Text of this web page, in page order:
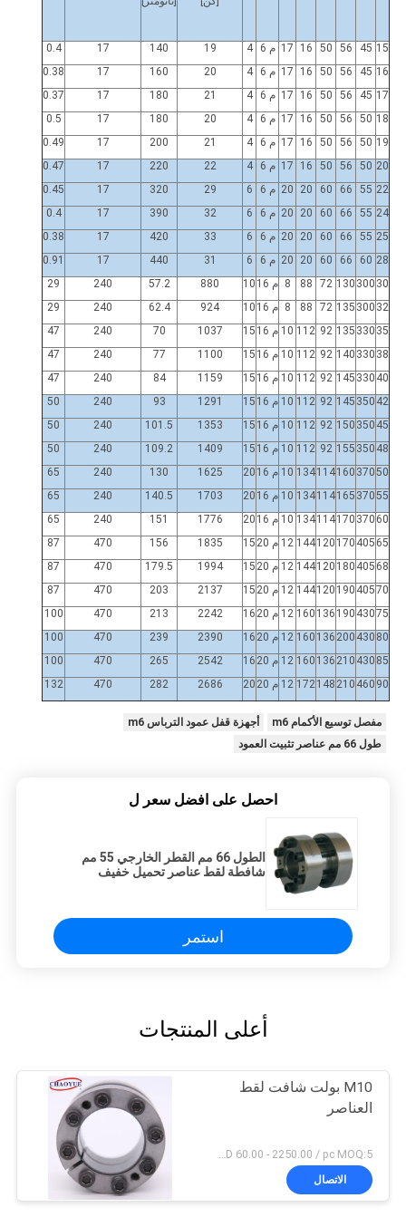
15
45
56
50
16
17 م 6 4
19
140
17
0.4
16
45
56
50
16
17 م 6 4
20
160
17
0.38
17
45
56
50
16
17 م 6 4
21
180
17
0.37
18
50
56
50
16
17 م 6 4
20
180
17
0.5
19
50
56
50
16
17 م 6 4
21
200
17
0.49
20
50
56
50
16
17 م 6 4
22
220
17
0.47
22
55
66
60
20
20 م 6 6
29
320
17
0.45
24
55
66
60
20
20 م 6 6
32
390
17
0.4
25
55
66
60
20
20 م 6 6
33
420
17
0.38
28
60
66
60
20
20 م 6 6
31
440
17
0.91
30
300
130
72
88
8 م 16 10
880
57.2
240
29
32
300
135
72
88
8 م 16 10
924
62.4
240
29
35
330
135
92
112
10 م 16 15
1037
70
240
47
38
330
140
92
112
10 م 16 15
1100
77
240
47
40
330
145
92
112
10 م 16 15
1159
84
240
47
42
350
145
92
112
10 م 16 15
1291
93
240
50
45
350
150
92
112
10 م 16 15
1353
101.5
240
50
48
350
155
92
112
10 م 16 15
1409
109.2
240
50
50
370
160
114
134
10 م 16 20
1625
130
240
65
55
370
165
114
134
10 م 16 20
1703
140.5
240
65
60
370
170
114
134
10 م 16 20
1776
151
240
65
65
405
170
120
144
12 م 20 15
1835
156
470
87
68
405
180
120
144
12 م 20 15
1994
179.5
470
87
70
405
190
120
144
12 م 20 15
2137
203
470
87
75
430
190
136
160
12 م 20 16
2242
213
470
100
80
430
200
136
160
12 م 20 16
2390
239
470
100
85
430
210
136
160
12 م 20 16
2542
265
470
100
90
460
210
148
172
12 م 20 20
2686
282
470
132
مفصل توسيع الأكمام m6
أجهزة قفل عمود الترباس m6
طول 66 مم عناصر تثبيت العمود
احصل على افضل سعر ل
الطول 66 مم القطر الخارجي 55 مم
شافطة لقط عناصر تحميل خفيف
استمر
أعلى المنتجات
M10 بولت شافت لقط
العناصر
USD 60.00 - 2250.00 / pc MOQ:5 حاسوب
الاتصال